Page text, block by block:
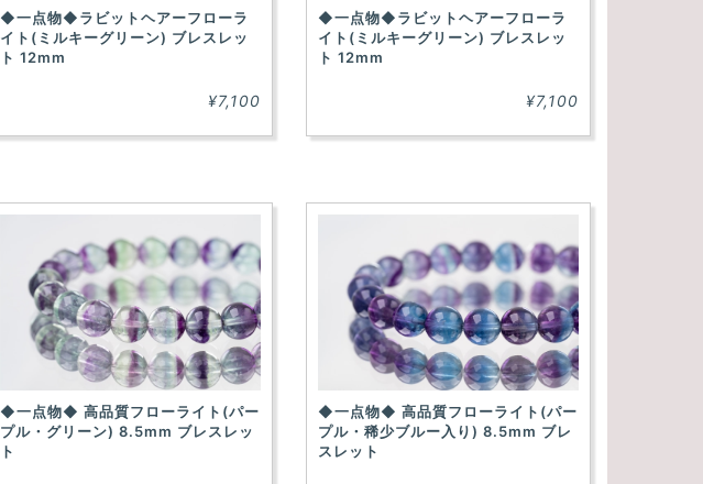
◆一点物◆ラビットヘアーフローラ
イト(ミルキーグリーン) ブレスレッ
ト 12mm
¥7,100
◆一点物◆ラビットヘアーフローラ
イト(ミルキーグリーン) ブレスレッ
ト 12mm
¥7,100
◆一点物◆ 高品質フローライト(パー
プル・グリーン) 8.5mm ブレスレッ
ト
◆一点物◆ 高品質フローライト(パー
プル・稀少ブルー入り) 8.5mm ブレ
スレット